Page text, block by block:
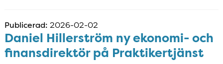
Publicerad: 2026-02-02
Daniel Hillerström ny ekonomi- och
finansdirektör på Praktikertjänst